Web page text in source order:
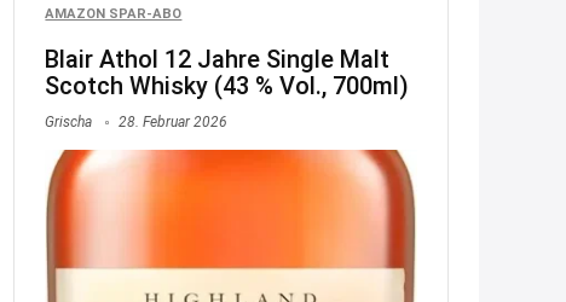
AMAZON SPAR-ABO
Blair Athol 12 Jahre Single Malt
Scotch Whisky (43 % Vol., 700ml)
Grischa 28. Februar 2026
haleon.de/#aktuelle...
21:27
↩
Gratis medizinische Zahncreme